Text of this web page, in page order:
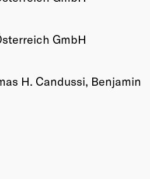
GmbH
H. Candussi, Benjamin